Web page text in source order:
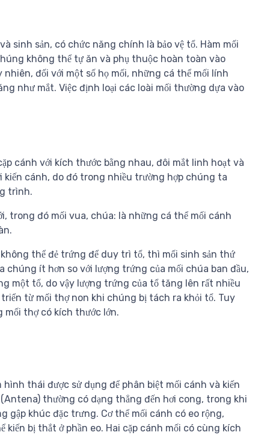
sinh sản, có chức năng chính là bảo vệ tổ. Hàm mối
không thể tự ăn và phụ thuộc hoàn toàn vào
đối với một số họ mối, những cá thể mối lính
như mắt. Việc định loại các loài mối thường dựa vào
cánh với kích thước bằng nhau, đôi mắt linh hoạt và
kiến cánh, do đó trong nhiều trường hợp chúng ta
trình.
trong đó mối vua, chúa: là những cá thể mối cánh
thể đẻ trứng để duy trì tổ, thì mối sinh sản thứ
chúng ít hơn so với lượng trứng của mối chúa ban đầu,
một tổ, do vậy lượng trứng của tổ tăng lên rất nhiều
từ mối thợ non khi chúng bị tách ra khỏi tổ. Tuy
thợ có kích thước lớn.
hình thái được sử dụng để phân biệt mối cánh và kiến
thường có dạng thẳng đến hơi cong, trong khi
​​gập khúc đặc trưng. Cơ thể mối cánh có eo rộng,
kiến bị thắt ở phần eo. Hai cặp cánh mối có cùng kích